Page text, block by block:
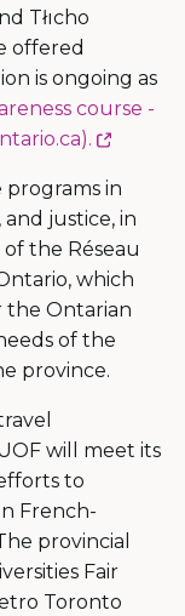
Tłıcho
offered
is ongoing as
course -
dans
une
fenêtre
programs in
justice, in
the Réseau
which
the Ontarian
of the
province.
will meet its
to
French-
provincial
Fair
Toronto